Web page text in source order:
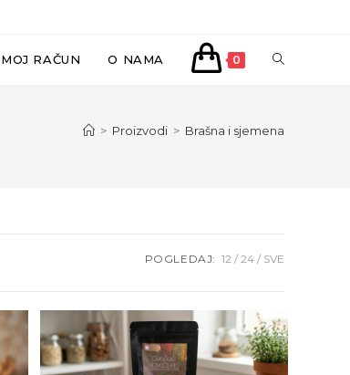
MOJ RAČUN O NAMA 0 UKLJUČI/
> Proizvodi > Brašna i sjemena
POGLEDAJ: 12 24 SVE